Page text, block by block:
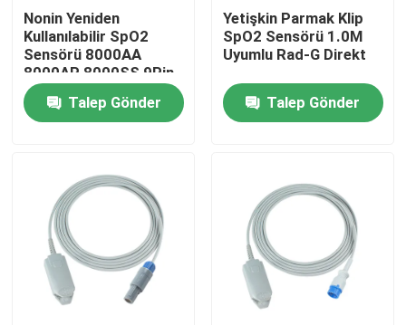
Ürünler
Hakkımızda
Nonin Yeniden
Kullanılabilir SpO2
Sensörü 8000AA
8000AP 8000SS 9Pin
7500 8800 Xpod 3012
Yetişkin Parmak Klipsi
SpO2 Probu
Talep Gönder
Yetişkin Parmak Klip
SpO2 Sensörü 1.0M
Uyumlu Rad-G Direkt
Talep Gönder